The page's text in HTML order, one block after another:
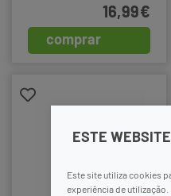
ESTE
Este site utiliza cookies
experiência de utilização.
comprar
16,99€